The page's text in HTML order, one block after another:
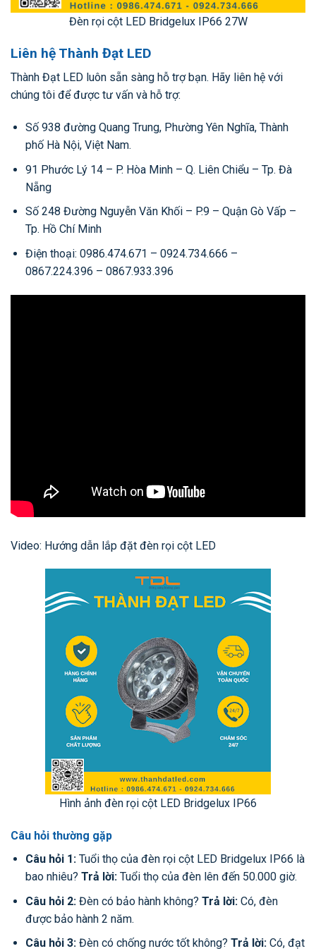
Đèn rọi cột LED Bridgelux IP66 27W
Liên hệ Thành Đạt LED
Thành Đạt LED luôn sẵn sàng hỗ trợ bạn. Hãy liên hệ với
chúng tôi để được tư vấn và hỗ trợ:
Số 938 đường Quang Trung, Phường Yên Nghĩa, Thành
phố Hà Nội, Việt Nam.
91 Phước Lý 14 – P. Hòa Minh – Q. Liên Chiểu – Tp. Đà
Nẵng
Số 248 Đường Nguyễn Văn Khối – P.9 – Quận Gò Vấp –
Tp. Hồ Chí Minh
Điện thoại: 0986.474.671 – 0924.734.666 –
0867.224.396 – 0867.933.396
Video: Hướng dẫn lắp đặt đèn rọi cột LED
Hình ảnh đèn rọi cột LED Bridgelux IP66
Câu hỏi thường gặp
Câu hỏi 1:Tuổi thọ của đèn rọi cột LED Bridgelux IP66 là
bao nhiêu? Trả lời:Tuổi thọ của đèn lên đến 50.000 giờ.
Câu hỏi 2:Đèn có bảo hành không? Trả lời:Có, đèn
được bảo hành 2 năm.
Câu hỏi 3:Đèn có chống nước tốt không? Trả lời:Có, đạt